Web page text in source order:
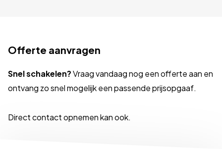
Offerte aanvragen
Snel schakelen?Vraag vandaag nog een offerte aan en
ontvang zo snel mogelijk een passende prijsopgaaf.
Direct contact opnemen kan ook.